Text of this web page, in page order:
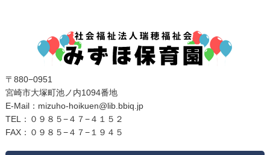
〒880−0951
宮崎市大塚町池ノ内1094番地
E‐Mail：mizuho-hoikuen@lib.bbiq.jp
TEL：０９８５−４７−４１５２
FAX：０９８５−４７−１９４５